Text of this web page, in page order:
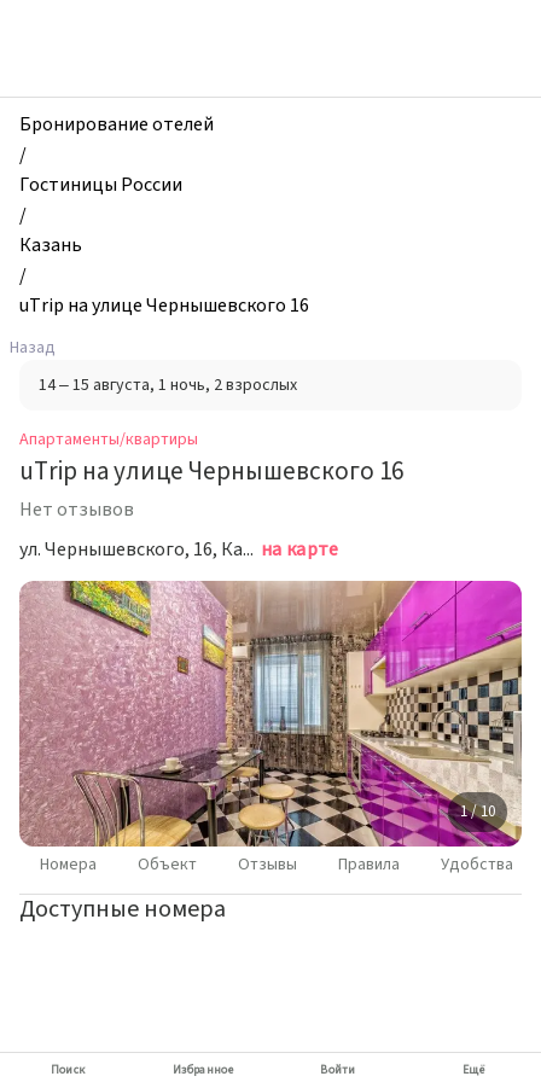
и
квартиры,
uTrip
на
улице
Чернышевского
16,
Казань,
Россия
Бронирование отелей
/
Гостиницы России
/
Казань
/
uTrip на улице Чернышевского 16
Назад
14 – 15 августа, 1 ночь, 2 взрослых
Апартаменты/квартиры
uTrip на улице Чернышевского 16
Нет отзывов
ул. Чернышевского, 16, Казань на карте
1 / 10
Номера Объект Отзывы Правила Удобства
Доступные номера
Поиск Избранное Войти Ещё